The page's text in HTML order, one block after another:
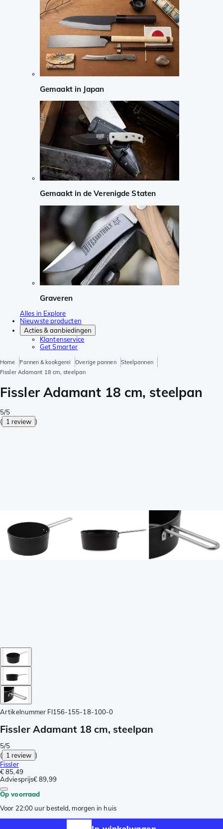
Gemaakt in Japan
Gemaakt in de Verenigde Staten
Graveren
Alles in Explore
Nieuwste producten
Acties & aanbiedingen
Klantenservice
Get Smarter
Home Pannen & kookgerei Overige pannen
Steelpannen
Fissler Adamant 18 cm, steelpan
Fissler Adamant 18 cm, steelpan
5/5
( 1 review )
Artikelnummer FI156-155-18-100-0
Fissler Adamant 18 cm, steelpan
5/5
( 1 review )
Fissler
€ 85,49
Adviesprijs€ 89,99
Op voorraad
Voor 22:00 uur besteld, morgen in huis